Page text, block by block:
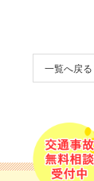
一覧へ戻る